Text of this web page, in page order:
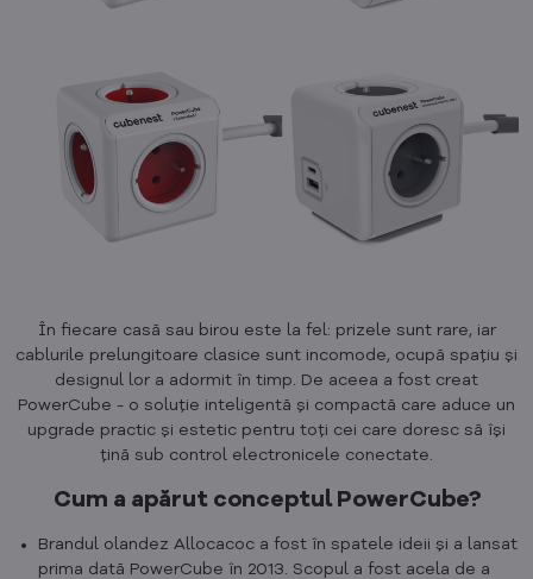
În fiecare casă sau birou este la fel: prizele sunt rare, iar
cablurile prelungitoare clasice sunt incomode, ocupă spațiu și
designul lor a adormit în timp. De aceea a fost creat
PowerCube - o soluție inteligentă și compactă care aduce un
upgrade practic și estetic pentru toți cei care doresc să își
țină sub control electronicele conectate.
Cum a apărut conceptul PowerCube?
Brandul olandez Allocacoc a fost în spatele ideii și a lansat
prima dată PowerCube în 2013. Scopul a fost acela de a